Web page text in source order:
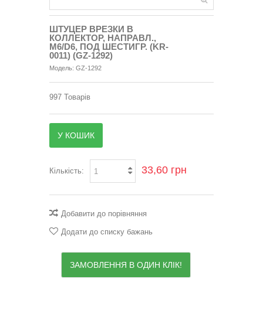
ШТУЦЕР ВРЕЗКИ В
КОЛЛЕКТОР, НАПРАВЛ.,
М6/D6, ПОД ШЕСТИГР. (KR-
0011) (GZ-1292)
Модель: GZ-1292
997 Товарів
У КОШИК
Кількість: 33,60 грн
Добавити до порівняння
Додати до списку бажань
ЗАМОВЛЕННЯ В ОДИН КЛІК!